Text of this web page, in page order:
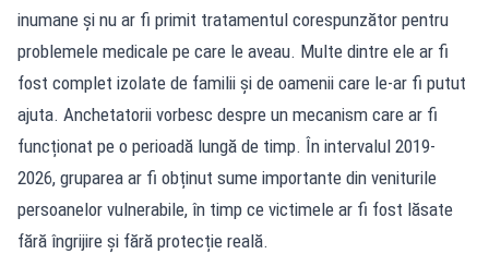
inumane și nu ar fi primit tratamentul corespunzător pentru
problemele medicale pe care le aveau. Multe dintre ele ar fi
fost complet izolate de familii și de oamenii care le-ar fi putut
ajuta. Anchetatorii vorbesc despre un mecanism care ar fi
funcționat pe o perioadă lungă de timp. În intervalul 2019-
2026, gruparea ar fi obținut sume importante din veniturile
persoanelor vulnerabile, în timp ce victimele ar fi fost lăsate
fără îngrijire și fără protecție reală.